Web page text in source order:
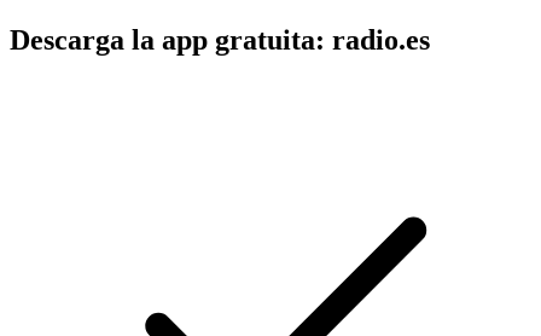
Descarga la app gratuita: radio.es